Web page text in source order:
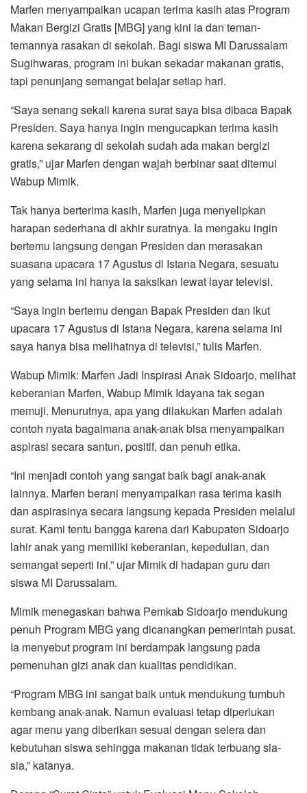
Marfen menyampaikan ucapan terima kasih atas Program
Makan Bergizi Gratis [MBG] yang kini ia dan teman-
temannya rasakan di sekolah. Bagi siswa MI Darussalam
Sugihwaras, program ini bukan sekadar makanan gratis,
tapi penunjang semangat belajar setiap hari.
“Saya senang sekali karena surat saya bisa dibaca Bapak
Presiden. Saya hanya ingin mengucapkan terima kasih
karena sekarang di sekolah sudah ada makan bergizi
gratis,” ujar Marfen dengan wajah berbinar saat ditemui
Wabup Mimik.
Tak hanya berterima kasih, Marfen juga menyelipkan
harapan sederhana di akhir suratnya. Ia mengaku ingin
bertemu langsung dengan Presiden dan merasakan
suasana upacara 17 Agustus di Istana Negara, sesuatu
yang selama ini hanya ia saksikan lewat layar televisi.
“Saya ingin bertemu dengan Bapak Presiden dan ikut
upacara 17 Agustus di Istana Negara, karena selama ini
saya hanya bisa melihatnya di televisi,” tulis Marfen.
Wabup Mimik: Marfen Jadi Inspirasi Anak Sidoarjo, melihat
keberanian Marfen, Wabup Mimik Idayana tak segan
memuji. Menurutnya, apa yang dilakukan Marfen adalah
contoh nyata bagaimana anak-anak bisa menyampaikan
aspirasi secara santun, positif, dan penuh etika.
“Ini menjadi contoh yang sangat baik bagi anak-anak
lainnya. Marfen berani menyampaikan rasa terima kasih
dan aspirasinya secara langsung kepada Presiden melalui
surat. Kami tentu bangga karena dari Kabupaten Sidoarjo
lahir anak yang memiliki keberanian, kepedulian, dan
semangat seperti ini,” ujar Mimik di hadapan guru dan
siswa MI Darussalam.
Mimik menegaskan bahwa Pemkab Sidoarjo mendukung
penuh Program MBG yang dicanangkan pemerintah pusat.
Ia menyebut program ini berdampak langsung pada
pemenuhan gizi anak dan kualitas pendidikan.
“Program MBG ini sangat baik untuk mendukung tumbuh
kembang anak-anak. Namun evaluasi tetap diperlukan
agar menu yang diberikan sesuai dengan selera dan
kebutuhan siswa sehingga makanan tidak terbuang sia-
sia,” katanya.